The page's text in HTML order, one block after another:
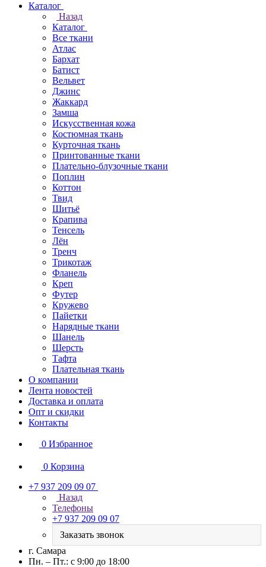
Каталог
Назад
Каталог
Все ткани
Атлас
Бархат
Батист
Вельвет
Джинс
Жаккард
Замша
Искусственная кожа
Костюмная ткань
Курточная ткань
Принтованные ткани
Плательно-блузочные ткани
Поплин
Коттон
Твид
Шитьё
Крапива
Тенсель
Лён
Тренч
Трикотаж
Фланель
Креп
Футер
Кружево
Пайетки
Нарядные ткани
Шанель
Шерсть
Тафта
Плательная ткань
О компании
Лента новостей
Доставка и оплата
Опт и скидки
Контакты
0 Избранное
0 Корзина
+7 937 209 09 07
Назад
Телефоны
+7 937 209 09 07
Заказать звонок
г. Самара
Пн. – Пт.: с 9:00 до 18:00